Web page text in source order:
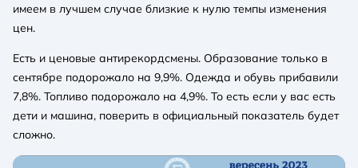
имеем в лучшем случае близкие к нулю темпы изменения
цен.
Есть и ценовые антирекордсмены. Образование только в
сентябре подорожало на 9,9%. Одежда и обувь прибавили
7,8%. Топливо подорожало на 4,9%. То есть если у вас есть
дети и машина, поверить в официальный показатель будет
сложно.